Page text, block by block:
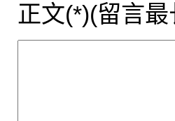
正文(*)(留言